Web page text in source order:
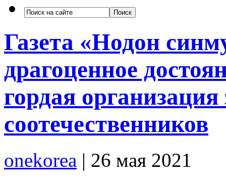
Газета «Нодон
драгоценное
гордая
соотечественников
onekorea | 26 мая 2021